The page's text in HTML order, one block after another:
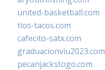
united-basketball.com
tios-tacos.com
cafecito-satx.com
graduacionviu2023.com
pecanjackstogo.com